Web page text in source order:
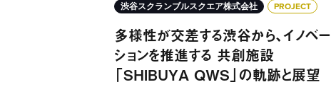
渋谷スクランブルスクエア株式会社 PROJECT
多様性が交差する渋谷から、イノベー
ションを推進する 共創施設
「SHIBUYA QWS」の軌跡と展望